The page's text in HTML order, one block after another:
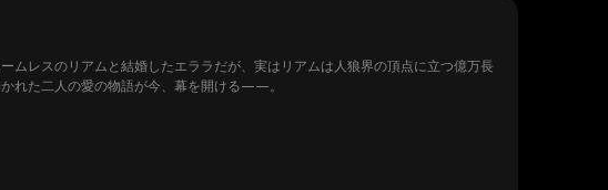
ムレスのリアムと結婚したエララだが、実はリアムは人狼界の頂点に立つ億万長
れた二人の愛の物語が今、幕を開ける——。